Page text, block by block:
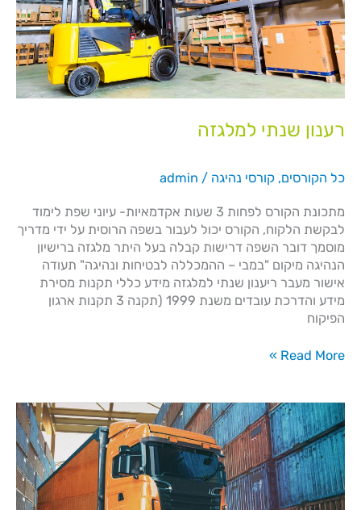
רענון שנתי למלגזה
כל הקורסים, קורסי נהיגה /
admin
מתכונת הקורס לפחות 3 שעות אקדמאיות- עיוני שפת לימוד
לבקשת הלקוח, הקורס יכול לעבור בשפה הרוסית על ידי מדריך
מוסמך דובר השפה דרישות קבלה בעל היתר מלגזה ברישיון
הנהיגה מיקום "במבי – ההמכללה לבטיחות ונהיגה" תעודה
אישור מעבר ריענון שנתי למלגזה מידע כללי​ תקנות מסירת
מידע והדרכת עובדים משנת 1999 (תקנה 3 תקנות ארגון
הפיקוח
Read More »
קורס
משא
כבד